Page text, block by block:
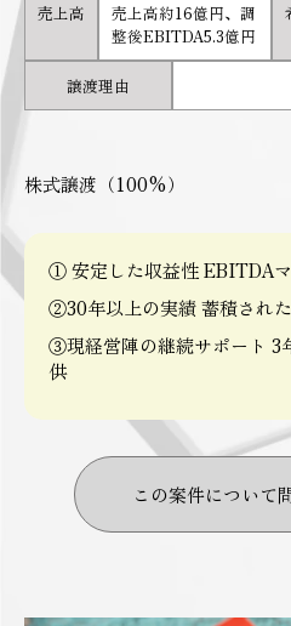
売上高
売上高約16億円、調
整後EBITDA5.3億円
譲渡理由
株式譲渡（100%）
① 安定した収益性 EBITDA
②30年以上の実績 蓄積され
③現経営陣の継続サポート 3
供
この案件について